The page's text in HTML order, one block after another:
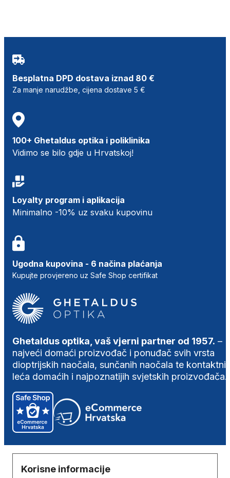
Besplatna DPD dostava iznad 80 €
Za manje narudžbe, cijena dostave 5 €
100+ Ghetaldus optika i poliklinika
Vidimo se bilo gdje u Hrvatskoj!
Loyalty program i aplikacija
Minimalno -10% uz svaku kupovinu
Ugodna kupovina - 6 načina plaćanja
Kupujte provjereno uz Safe Shop certifikat
Ghetaldus optika, vaš vjerni partner od 1957. –
najveći domaći proizvođač i ponuđač svih vrsta
dioptrijskih naočala, sunčanih naočala te
leća domaćih i najpoznatijih svjetskih proizvođača.
Korisne informacije